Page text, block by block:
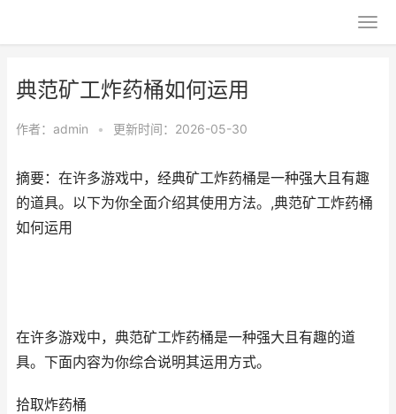
典范矿工炸药桶如何运用
作者： admin • 更新时间：2026-05-30
摘要：在许多游戏中，经典矿工炸药桶是一种强大且有趣
的道具。以下为你全面介绍其使用方法。,典范矿工炸药桶
如何运用
在许多游戏中，典范矿工炸药桶是一种强大且有趣的道
具。下面内容为你综合说明其运用方式。
拾取炸药桶